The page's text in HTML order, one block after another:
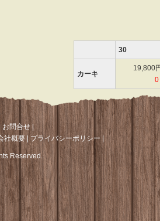
30
カーキ
19,800
0
お問合せ|
社概要 プライバシーポリシー
Reserved.